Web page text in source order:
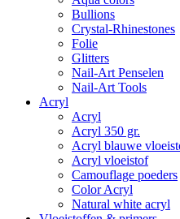
Bullions
Crystal-Rhinestones
Folie
Glitters
Nail-Art Penselen
Nail-Art Tools
Acryl
Acryl
Acryl 350 gr.
Acryl blauwe
Acryl vloeistof
Camouflage poeders
Color Acryl
Natural white acryl